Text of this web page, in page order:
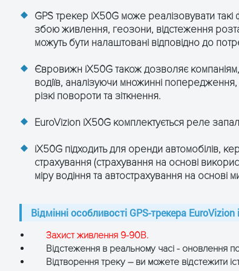
GPS трекер iX50G може реалізовувати такі
збою живлення, геозони, відстеження
можуть бути налаштовані відповідно до
Євровижн iX50G також дозволяє
водіїв, аналізуючи множинні
різкі повороти та зіткнення.
EuroVizion iX50G комплектується реле
iX50G підходить для оренди автомобілів,
страхування (страхування на основі
міру водіння та автострахування на основі
Відмінні особливості GPS-трекера EuroVizion
Захист живлення 9-90В.
Відстеження в реальному часі - оновлення
Відтворення треку – ви можете відстежити
старт <5с (під відкритим небом)
старт < 30с
антена
керамічна чіп-антена 18мм*18мм*2мм